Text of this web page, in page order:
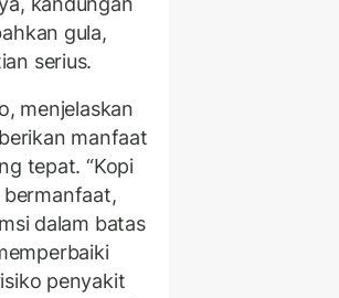
gula,
serius.
menjelaskan
manfaat
tepat. “Kopi
dalam batas
penyakit